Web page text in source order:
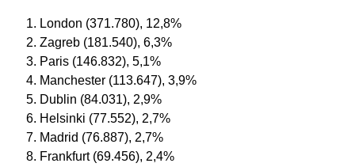
London (371.780), 12,8%
Zagreb (181.540), 6,3%
Paris (146.832), 5,1%
Manchester (113.647), 3,9%
Dublin (84.031), 2,9%
Helsinki (77.552), 2,7%
Madrid (76.887), 2,7%
Frankfurt (69.456), 2,4%